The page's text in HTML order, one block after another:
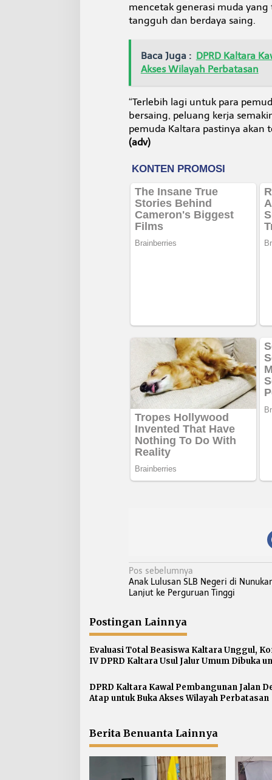
mencetak generasi muda
tangguh dan berdaya saing.
Baca Juga : DPRD Kaltara
Akses Wilayah Perbatasan
“Terlebih lagi untuk para
bersaing, peluang kerja
pemuda Kaltara pastinya akan
(adv)
N
a
i
g
a
s
p
o
Pos sebelumnya
Anak Lulusan SLB Negeri di
Lanjut ke Perguruan Tinggi
Postingan Lainnya
Evaluasi Total Beasiswa Kaltara Unggul,
IV DPRD Kaltara Usul Jalur Umum Dibuka
DPRD Kaltara Kawal Pembangunan Jalan
Atap untuk Buka Akses Wilayah Perbatasan
Berita Benuanta Lainnya